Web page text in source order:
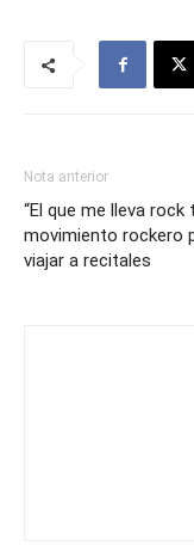
Nota anterior
“El que me lleva rock
movimiento rockero
viajar a recitales